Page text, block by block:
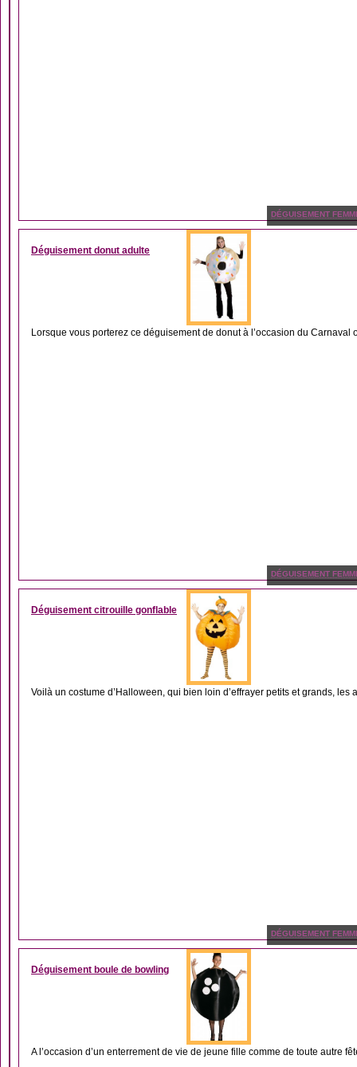
DÉGUISEMENT
Déguisement donut adulte
Lorsque vous porterez ce déguisement de donut à l’occasion du Carnaval
DÉGUISEMENT
Déguisement citrouille gonflable
Voilà un costume d’Halloween, qui bien loin d’effrayer petits et grands, les
DÉGUISEMENT
Déguisement boule de bowling
A l’occasion d’un enterrement de vie de jeune fille comme de toute autre